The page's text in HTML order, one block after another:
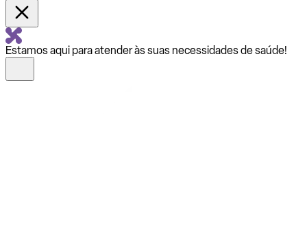
Estamos aqui para atender às suas necessidades de saúde!